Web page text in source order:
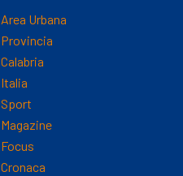
Area Urbana
Provincia
Calabria
Italia
Sport
Magazine
Focus
Cronaca